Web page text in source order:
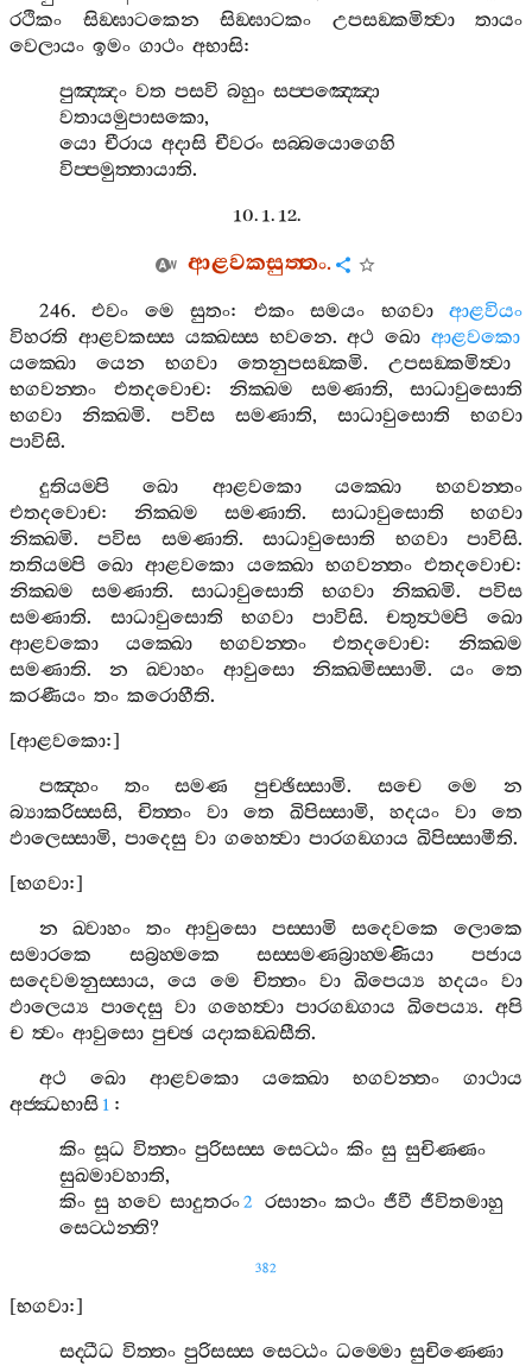
රථිකං
සිඞ‍්ඝාටකෙන සිඞ‍්ඝාටකං උපසඞ‍්කමිත්‍වා
තායං
වෙලායං ඉමං ගාථං අභාසි:
පුඤ‍්ඤං වත පසවි බහුං සප‍්පඤ‍්ඤො
වතායමුපාසකො,
යො චීරාය අදාසි චීවරං සබ‍්බයොගෙහි
විප‍්පමුත‍්තායාති.
10. 1. 12.
ආළවකසුත‍්තං.
246.එවං මෙ සුතං: එකං සමයං භගවා
ආළවියං
විහරති ආළවකස‍්ස යක‍්ඛස‍්ස භවනෙ.අථ ඛො ආළවකො
යක‍්ඛො
යෙන භගවා තෙනුපසඞ‍්කමි. උපසඞ‍්කමිත්‍වා
භගවන‍්තං
එතදවොච: නික‍්ඛම සමණාති, සාධාවුසොති
භගවා
නික‍්ඛමි. පවිස සමණාති, සාධාවුසොති
භගවා
පාවිසි.
දුතියම‍්පි
ඛො ආළවකො යක‍්ඛො
භගවන‍්තං
එතදවොච: නික‍්ඛම සමණාති.සාධාවුසොති
භගවා
නික‍්ඛමි.පවිස සමණාති.සාධාවුසොති භගවා පාවිසි.
තතියම‍්පි ඛො ආළවකො යක‍්ඛො භගවන‍්තං එතදවොච:
නික‍්ඛම
සමණාති. සාධාවුසොති භගවා නික‍්ඛමි. පවිස
සමණාති. සාධාවුසොති භගවා පාවිසි.චතුත්‍ථම‍්පි
ඛො
ආළවකො
යක‍්ඛො භගවන‍්තං එතදවොච: නික‍්ඛම
සමණාති.න ඛ‍්වාහං ආවුසො නික‍්ඛමිස‍්සාමි. යං
තෙ
කරණීයං තං කරොහීති.
[ආළවකො:]
පඤ‍්හං
තං සමණ පුච‍්ඡිස‍්සාමි.සචෙ මෙ
න
බ්‍යාකරිස‍්සසි, චිත‍්තං වා තෙ ඛිපිස‍්සාමි, හදයං වා
තෙ
ඵාලෙස‍්සාමි, පාදෙසු වා ගහෙත්‍වා පාරගඞ‍්ගාය ඛිපිස‍්සාමීති.
[භගවා:]
න
ඛ‍්වාහං තං ආවුසො පස‍්සාමි සදෙවකෙ
ලොකෙ
සමාරකෙ
සබ්‍රහ‍්මකෙ සස‍්සමණබ්‍රාහ‍්මණියා
පජාය
සදෙවමනුස‍්සාය, යෙ මෙ චිත‍්තං වා ඛිපෙය්‍ය හදයං වා
ඵාලෙය්‍ය පාදෙසු වා ගහෙත්‍වා පාරගඞ‍්ගාය ඛිපෙය්‍ය. අපි
ච ත්‍වං ආවුසො පුච‍්ඡ යදාකඞ‍්ඛසීති.
අථ
ඛො ආළවකො යක‍්ඛො භගවන‍්තං
ගාථාය
අජ‍්ඣභාසි 1 :
කිං සූධ විත‍්තං පුරිසස‍්ස සෙට‍්ඨං කිං සු සුචිණ‍්ණං
සුඛමාවහාති,
කිං සු හවෙ සාදුතරං2 රසානං කථං ජීවී ජීවිතමාහු
සෙට‍්ඨන‍්ති?
382
[භගවා:]
සද‍්ධීධ විත‍්තං පුරිසස‍්ස සෙට‍්ඨං ධම‍්මො සුචිණ‍්ණො